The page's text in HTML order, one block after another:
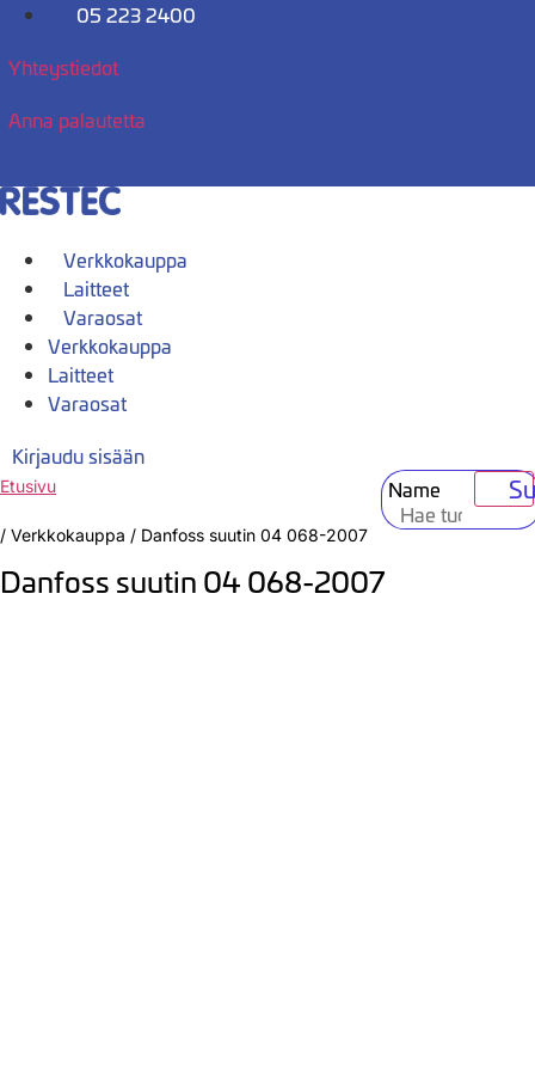
Mene
05 223 2400
Yhteystiedot
Anna palautetta
Verkkokauppa
Laitteet
Varaosat
Verkkokauppa
Laitteet
Varaosat
Kirjaudu sisään
Name
Etusivu
/ Verkkokauppa / Danfoss suutin 04 068-2007
Danfoss suutin 04 068-2007